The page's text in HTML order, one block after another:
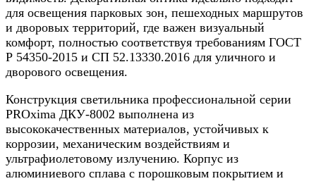
для освещения парковых зон, пешеходных маршрутов
и дворовых территорий, где важен визуальный
комфорт, полностью соответствуя требованиям ГОСТ
Р 54350-2015 и СП 52.13330.2016 для уличного и
дворового освещения.
Конструкция светильника профессиональной серии
PROxima ДКУ-8002 выполнена из
высококачественных материалов, устойчивых к
коррозии, механическим воздействиям и
ультрафиолетовому излучению. Корпус из
алюминиевого сплава с порошковым покрытием и